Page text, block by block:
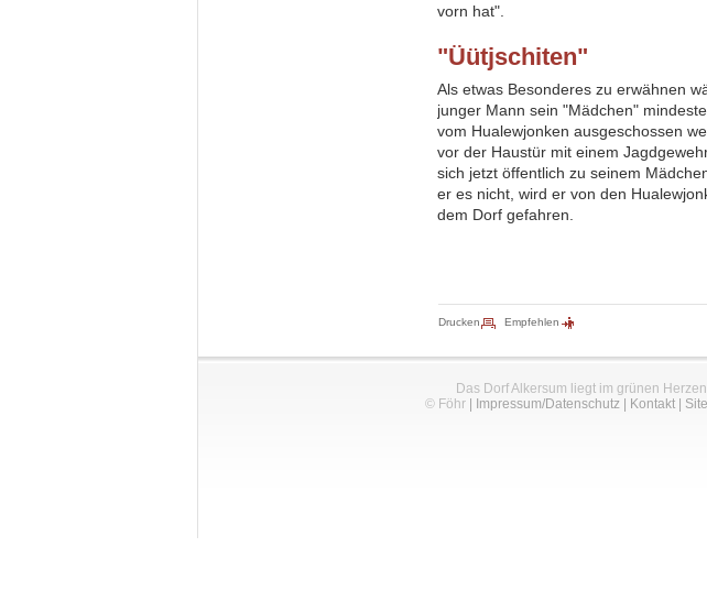
vorn hat".
"Üütjschiten"
Als etwas Besonderes zu erwähnen
junger Mann sein "Mädchen"
vom Hualewjonken ausgeschossen
vor der Haustür mit einem
sich jetzt öffentlich zu seinem
er es nicht, wird er von den
dem Dorf gefahren.
Drucken Empfehlen
Das Dorf Alkersum liegt im grünen
© Föhr| Impressum/Datenschutz| Kontakt|